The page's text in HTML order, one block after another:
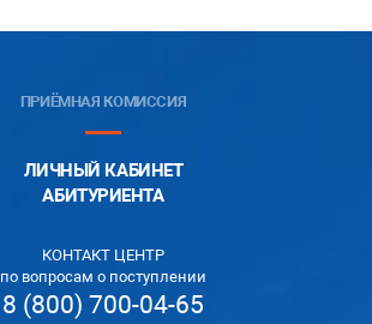
ПРИЁМНАЯ КОМИССИЯ
ЛИЧНЫЙ КАБИНЕТ
АБИТУРИЕНТА
КОНТАКТ ЦЕНТР
по вопросам о поступлении
8 (800) 700-04-65